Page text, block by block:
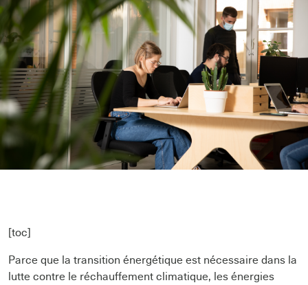
[toc]
Parce que la transition énergétique est nécessaire dans la
lutte contre le réchauffement climatique, les énergies